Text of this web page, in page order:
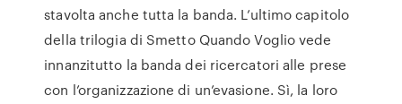
stavolta anche tutta la banda. L’ultimo capitolo
della trilogia di Smetto Quando Voglio vede
innanzitutto la banda dei ricercatori alle prese
con l’organizzazione di un’evasione. Sì, la loro